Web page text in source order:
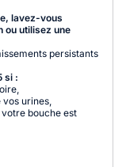
lavez-vous
ou utilisez une
persistants
si :
vos urines,
bouche est